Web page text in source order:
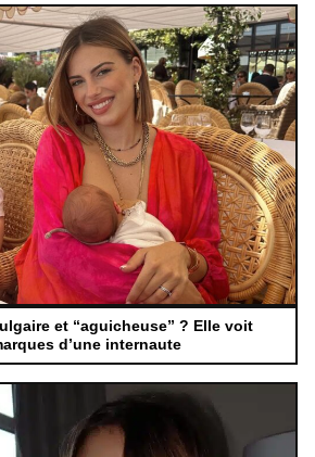
et “aguicheuse” ? Elle voit
d’une internaute